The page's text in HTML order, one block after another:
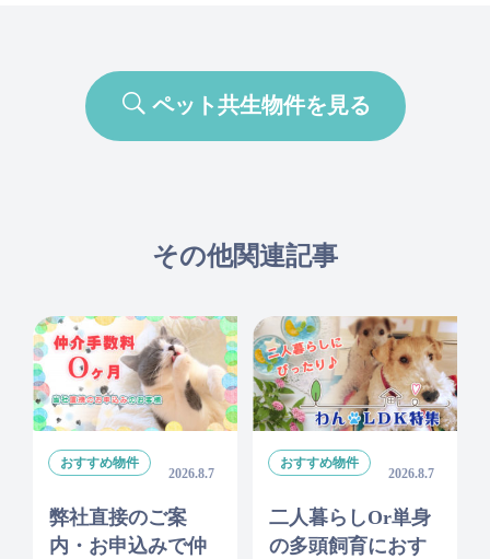
ペット共生物件を見る
その他関連記事
おすすめ物件
2026.8.7
弊社直接のご案
内・お申込みで仲
おすすめ物件
2026.8.7
二人暮らしor単身
の多頭飼育におす